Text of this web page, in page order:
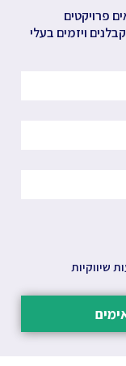
פרויקטים
ויזמים בעלי
שיווקיות